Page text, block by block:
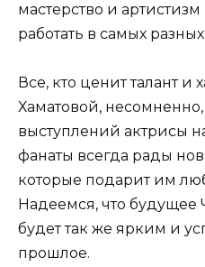
мастерство и
работать в самых
Все, кто ценит талант и
Хаматовой,
выступлений актрисы
фанаты всегда рады
которые подарит им
Надеемся, что будущее
будет так же ярким и
прошлое.